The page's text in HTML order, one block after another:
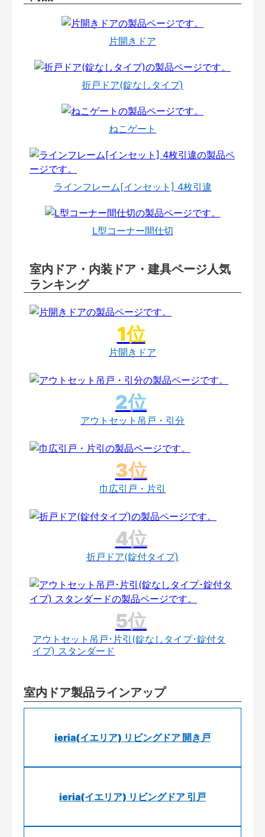
片開きドア
折戸ドア(錠なしタイプ)
ねこゲート
ラインフレーム[インセット] 4枚引違
L型コーナー間仕切
室内ドア・内装ドア・建具ページ人気
ランキング
片開きドア
アウトセット吊戸・引分
巾広引戸・片引
折戸ドア(錠付タイプ)
アウトセット吊戸･片引(錠なしタイプ･錠付タ
イプ) スタンダード
室内ドア製品ラインアップ
ieria(イエリア) リビングドア 開き戸
ieria(イエリア) リビングドア 引戸